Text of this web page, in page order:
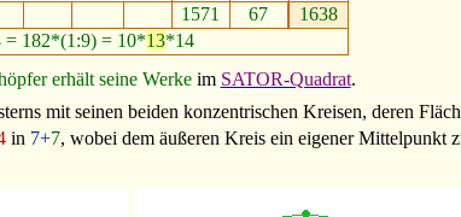
1571 67
1638
= 182*(1:9) = 10*13*14
erhält seine Werkeim SATOR-Quadrat.
mit seinen beiden konzentrischen Kreisen, deren
in 7+7, wobei dem äußeren Kreis ein eigener Mittelpunkt